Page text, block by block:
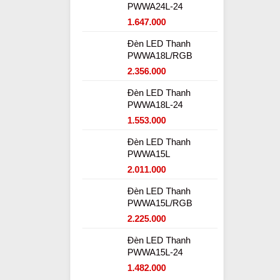
PWWA24L-24
1.647.000
Đèn LED Thanh
PWWA18L/RGB
2.356.000
Đèn LED Thanh
PWWA18L-24
1.553.000
Đèn LED Thanh
PWWA15L
2.011.000
Đèn LED Thanh
PWWA15L/RGB
2.225.000
Đèn LED Thanh
PWWA15L-24
1.482.000